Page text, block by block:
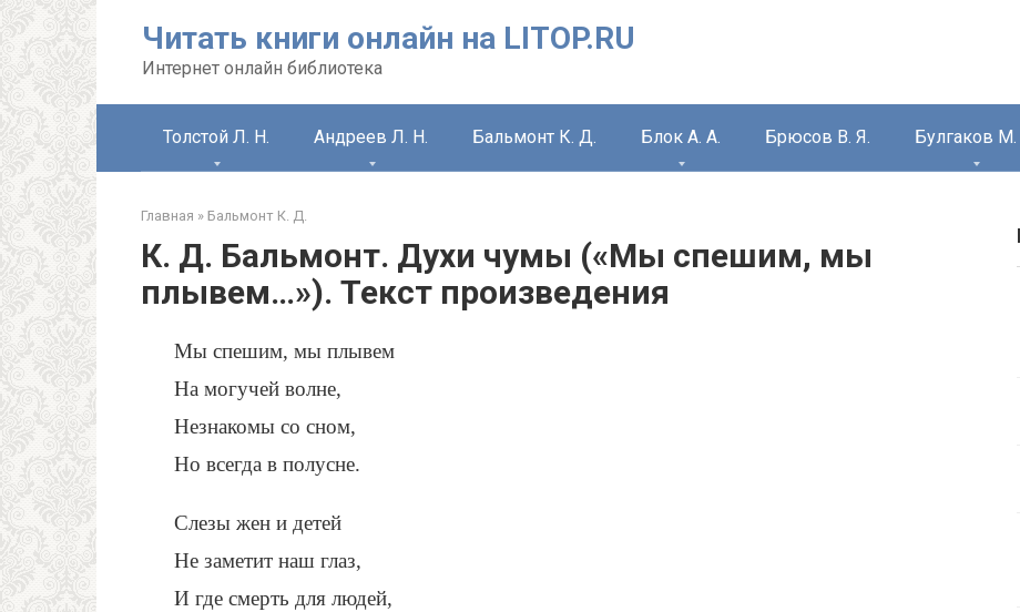
Читать книги онлайн на LITOP.RU
Интернет онлайн библиотека
Толстой Л. Н. Андреев Л. Н. Бальмонт К. Д. Блок А. А. Брюсов В. Я. Булгаков М.
Главная » Бальмонт К. Д.
К. Д. Бальмонт. Духи чумы («Мы спешим, мы
плывем…»). Текст произведения
Мы спешим, мы плывем
На могучей волне,
Незнакомы со сном,
Но всегда в полусне.
Слезы жен и детей
Не заметит наш глаз,
И где смерть для людей,